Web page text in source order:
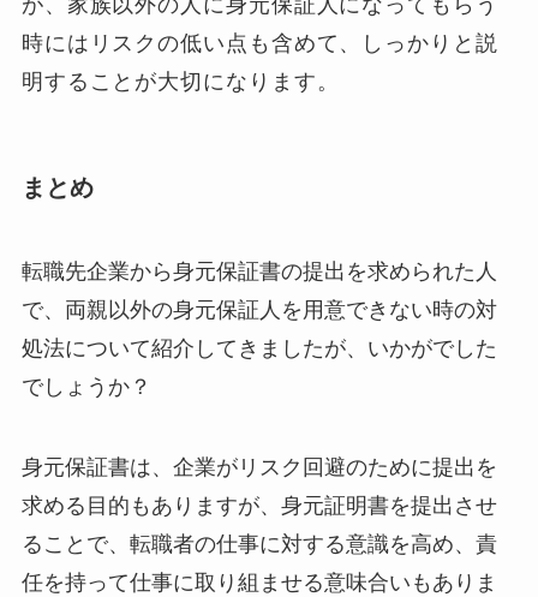
が、家族以外の人に身元保証人になってもらう
時にはリスクの低い点も含めて、しっかりと説
明することが大切になります。
まとめ
転職先企業から身元保証書の提出を求められた人
で、両親以外の身元保証人を用意できない時の対
処法について紹介してきましたが、いかがでした
でしょうか？
身元保証書は、企業がリスク回避のために提出を
求める目的もありますが、身元証明書を提出させ
ることで、転職者の仕事に対する意識を高め、責
任を持って仕事に取り組ませる意味合いもありま